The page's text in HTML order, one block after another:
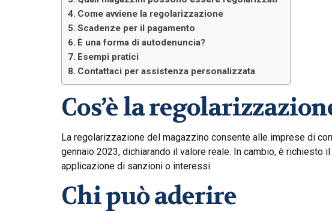
Come avviene la regolarizzazione
Scadenze per il pagamento
È una forma di autodenuncia?
Esempi pratici
Contattaci per assistenza personalizzata
Cos’è la
La regolarizzazione del magazzino consente alle imprese di
gennaio 2023, dichiarando il valore reale. In cambio, è richiesto
applicazione di sanzioni o interessi.
Chi può aderire